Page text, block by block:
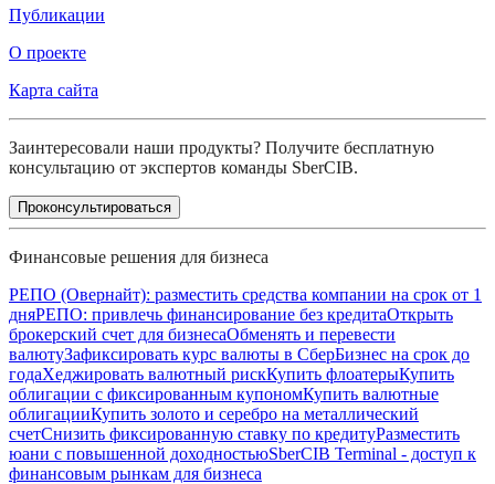
Публикации
О проекте
Карта сайта
Заинтересовали наши продукты? Получите бесплатную
консультацию от экспертов команды SberCIB.
Проконсультироваться
Финансовые решения для бизнеса
РЕПО (Овернайт): разместить средства компании на срок от 1
дняРЕПО: привлечь финансирование без кредитаОткрыть
брокерский счет для бизнесаОбменять и перевести
валютуЗафиксировать курс валюты в СберБизнес на срок до
годаХеджировать валютный рискКупить флоатерыКупить
облигации с фиксированным купономКупить валютные
облигацииКупить золото и серебро на металлический
счетСнизить фиксированную ставку по кредитуРазместить
юани с повышенной доходностьюSberCIB Terminal - доступ к
финансовым рынкам для бизнеса